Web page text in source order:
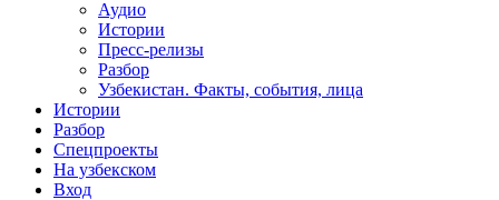
Аудио
Истории
Пресс-релизы
Разбор
Узбекистан. Факты, события, лица
Истории
Разбор
Спецпроекты
На узбекском
Вход